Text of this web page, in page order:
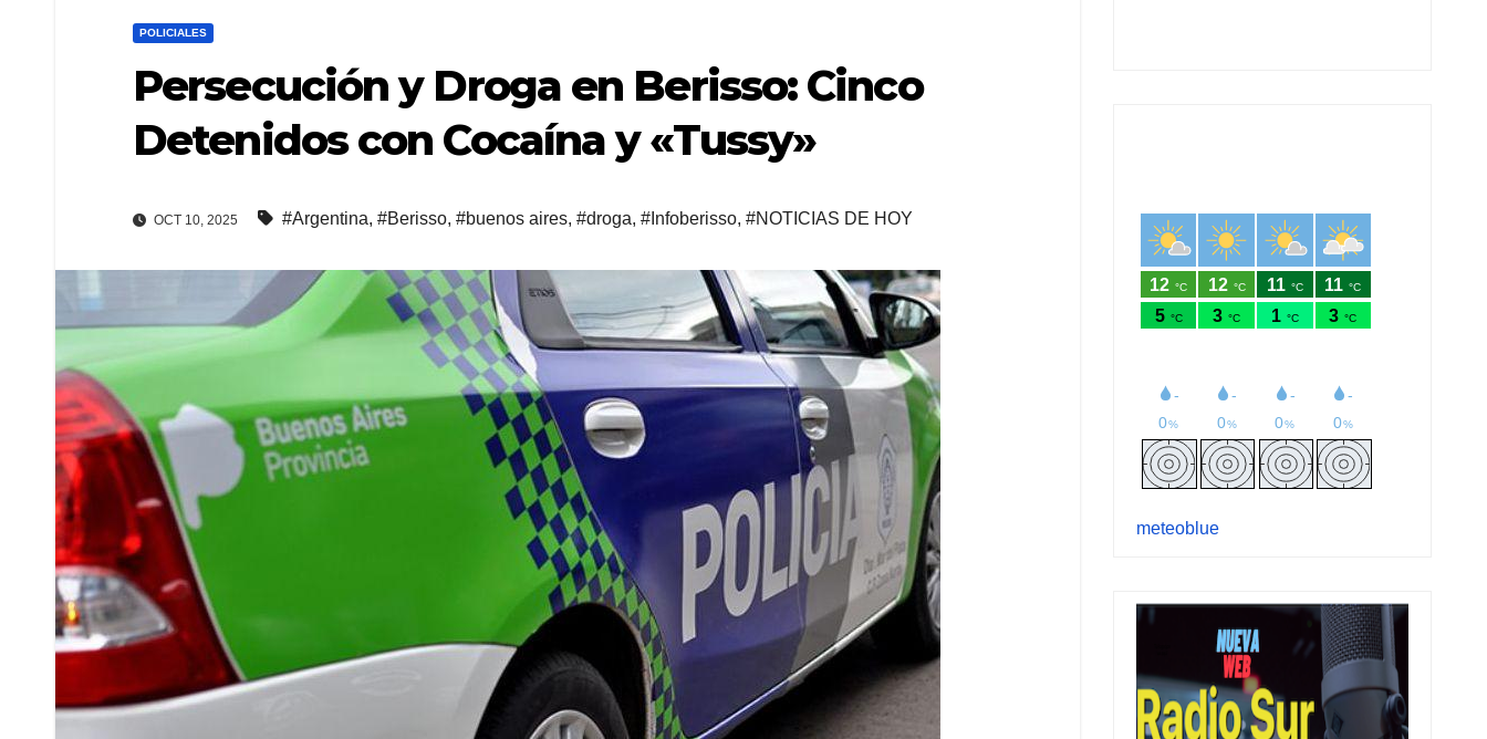
POLICIALES
Persecución y Droga en Berisso: Cinco
Detenidos con Cocaína y «Tussy»
OCT 10, 2025 #Argentina, #Berisso, #buenos aires, #droga, #Infoberisso, #NOTICIAS DE HOY
meteoblue